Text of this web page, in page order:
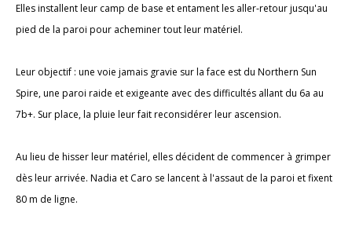
Elles installent leur camp de base et entament les aller-retour jusqu'au
pied de la paroi pour acheminer tout leur matériel.
Leur objectif : une voie jamais gravie sur la face est du Northern Sun
Spire, une paroi raide et exigeante avec des difficultés allant du 6a au
7b+. Sur place, la pluie leur fait reconsidérer leur ascension.
Au lieu de hisser leur matériel, elles décident de commencer à grimper
dès leur arrivée. Nadia et Caro se lancent à l'assaut de la paroi et fixent
80 m de ligne.